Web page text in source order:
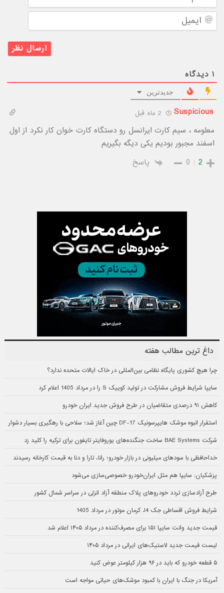
ایمیل
۱ دیدگاه
جدیدترین
Suspicious
معلومه ، سیم کارت ایرانسل رو دستگاه کارت خوان کار نکرد از اول
اسفند مجبور بودیم یکی دیگه بگیریم
2
0 پاسخ
داغ ترین مطالب هفته
چرا هیچ کشوری پایگاه نظامی بین‌المللی در خاک ایالات متحده ندارد؟
سایپا شرایط فروش مشارکت در تولید کوییک S را در مرداد 1405 اعلام کرد
کاهش ۹۱ درصدی متقاضیان در طرح فروش جدید ایران خودرو
استقرار انبوه موشک هایپرسونیک DF-17 چین آغاز شد؛ سلاحی با رهگیری بسیار دشوار
شرکت BAE Systems ساخت جنگنده‌های یوروفایتر تایفون برای ترکیه را کلید زد
خداحافظی با سودهای میلیونی در بازار خودرو؛ رانا، تارا و دنا به قیمت کارخانه رسیدند
پزشکیان: سایپا هم مثل ایران‌خودرو خصوصی‌سازی می‌شود
طرح آزادسازی تردد خودروهای پلاک منطقه آزاد انزلی در سراسر شمال کشور
شرایط فروش اقساطی جک J4 کرمان موتور در مرداد 1405
قیمت جدید وانت سایپا ۱۵۱ برای مصرف‌کننده در مرداد ۱۴۰۵ اعلام شد
لیست قیمت جدید لاستیک‌های ایرانی در مرداد ۱۴۰۵
۵ قطعه خودرو که باید در ۹۶ هزار کیلومتر عوض کنید
آمریکا در جنگ با ایران با کمبود موشک‌های حیاتی مواجه است